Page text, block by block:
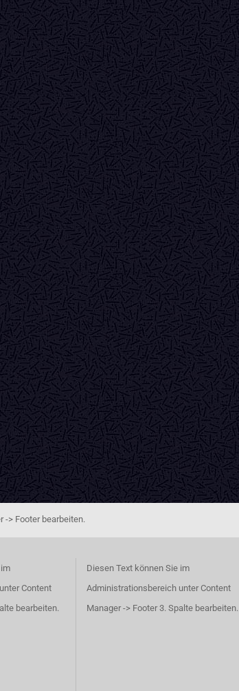
-> Footer bearbeiten.
Content
bearbeiten.
Diesen Text können Sie im
Administrationsbereich unter Content
Manager -> Footer 3. Spalte bearbeiten.